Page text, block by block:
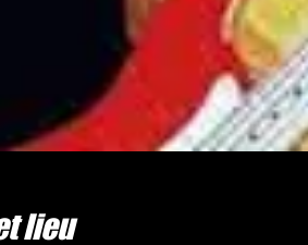
lieu